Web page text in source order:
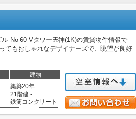
Vタワー天神(1K)の賃貸物件情報で
もおしゃれなデザイナーズで、眺望が良好
建物
築築20年
21階建 -
鉄筋コンクリート